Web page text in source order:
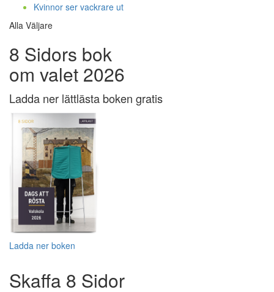
Kvinnor ser vackrare ut
Alla Väljare
8 Sidors bok
om valet 2026
Ladda ner lättlästa boken gratis
Ladda ner boken
Skaffa 8 Sidor